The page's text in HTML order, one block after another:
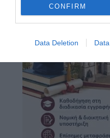
CONFIRM
Data Deletion